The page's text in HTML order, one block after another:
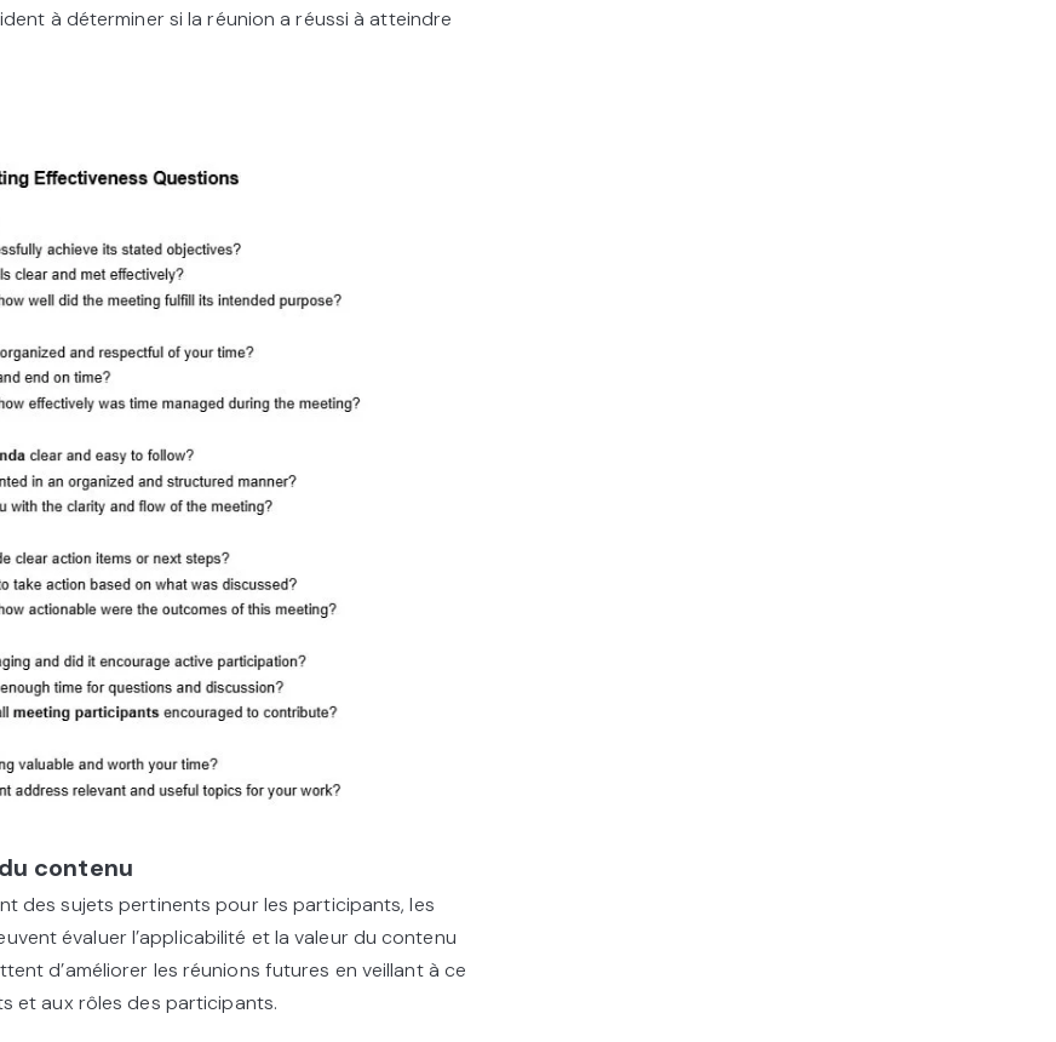
à déterminer si la réunion a réussi à atteindre
contenu
des sujets pertinents pour les participants, les
évaluer l’applicabilité et la valeur du contenu
d’améliorer les réunions futures en veillant à ce
et aux rôles des participants.